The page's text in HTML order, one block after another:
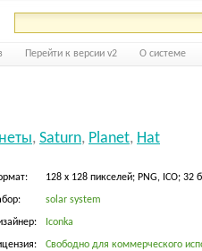
Перейти к версии v2 О системе
, Saturn, Planet, Hat
128 x 128 пикселей; PNG, ICO; 32
solar system
Iconka
Свободно для коммерческого